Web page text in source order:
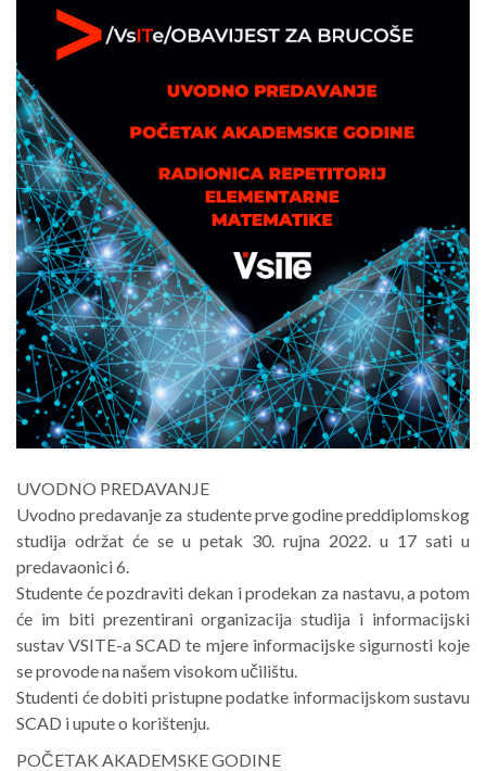
UVODNO PREDAVANJE
Uvodno predavanje za studente prve godine preddiplomskog
studija održat će se u petak 30. rujna 2022. u 17 sati u
predavaonici 6.
Studente će pozdraviti dekan i prodekan za nastavu, a potom
će im biti prezentirani organizacija studija i informacijski
sustav VSITE-a SCAD te mjere informacijske sigurnosti koje
se provode na našem visokom učilištu.
Studenti će dobiti pristupne podatke informacijskom sustavu
SCAD i upute o korištenju.
POČETAK AKADEMSKE GODINE